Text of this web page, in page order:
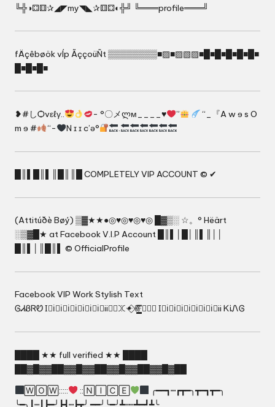
╚╬◑⚃⚅✰◢◤my◥◣✰⚅⚃◐╬╝ ╚═══profile═══╝
fÄçêbøök vÍp ÃççoüÑt ▒▒▒▒▒▒▒▒■▨■▨▧▨■█■█■█■█■█■
█■█■█■
❥#しѺvεℓγ.. - °〇メლм____♥ ”
“_『A w ɘ s O
m ɘ #
“- N ɪ ɪ c’ə° .
█║▌█║▌║█║║█ COMPLETELY VIP ACCOUNT © ✔
(Attitúðè Bøý) ▒▓★★●◎♥◎♥◎♥◎ █▓▒░ ☆。° Hëärt
░▒▓█★ at Facebook V.I.P Account █║▌│█│║▌║││
█║▌│║█║▌ © OfficialProfile
Facebook VIP Work Stylish Text
ᎶᏗᏰᏒᏬ I⃟i⃟i⃟i⃟i⃟i⃟i⃟i⃟iiꖼ⃢ꖼꔹ⃟ꗥ̳̳̳̳̳̳̳̳̳̳̿̿ꔹ⃟⃣ I⃟i⃟i⃟i⃟i⃟i⃟i⃟i⃟ii ᏦᎥᏁᎶ
████ ★★ full verified ★★ ████
██▓█▓▓██▓▓█▓▓██▓▓█▓▓██▓▓█▓██
🅆🄾🅆:::::
::🄽🄸🄲🄴
╭━━┓┉┏┳━╮┳━┓┳━╮
╰━╮┃┉┃┣━╯┣┫┉┣┳╯ ━━╯╰━╯┻┉┉┻━┛┻╰